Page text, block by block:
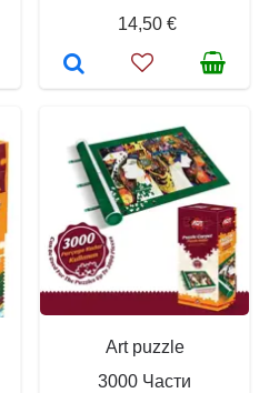
14,50 €
Art puzzle
3000 Части